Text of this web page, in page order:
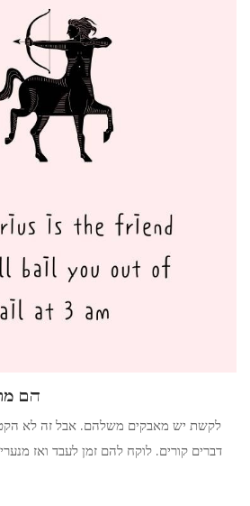
הם
לקשת יש מאבקים משלהם. אבל זה לא
דברים קורים. לוקח להם זמן לעבד ואז